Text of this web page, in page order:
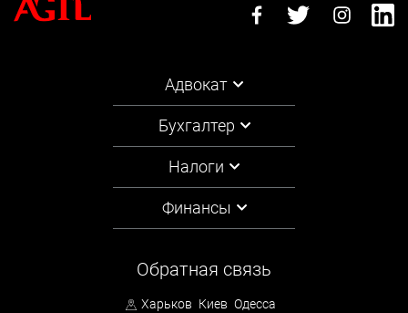
Адвокат
Бухгалтер
Налоги
Финансы
Обратная связь
Харьков Киев Одесса